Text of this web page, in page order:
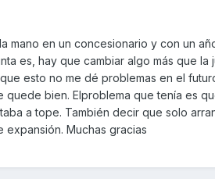
mano en un concesionario y con un
es, hay que cambiar algo más que la
esto no me dé problemas en el
bien. Elproblema que tenía es
a tope. También decir que solo
Muchas gracias